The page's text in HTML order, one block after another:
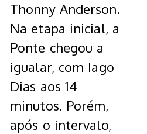
Thonny Anderson.
Na etapa inicial, a
Ponte chegou a
igualar, com Iago
Dias aos 14
minutos. Porém,
após o intervalo,